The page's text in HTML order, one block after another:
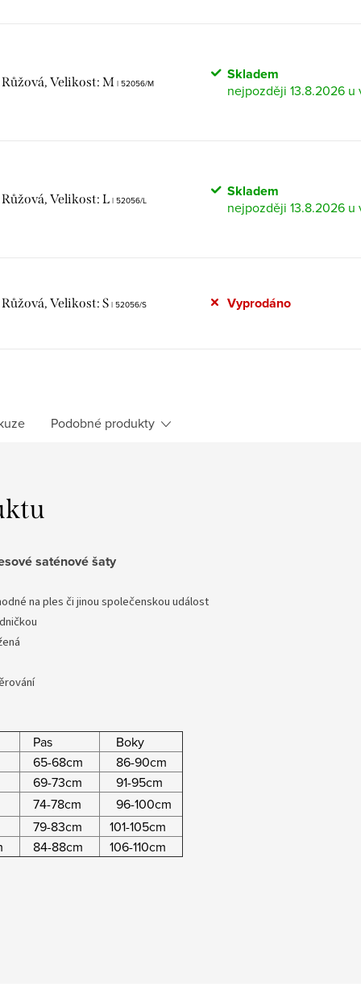
Růžová, Velikost: M | 52056/M Skladem
13.8.2026
Velikost: L | 52056/L Skladem
13.8.2026
Velikost: S | 52056/S Vyprodáno
Podobné produkty
saténové šaty
na ples či jinou společenskou událost
Pas
Boky
65-68cm
86-90cm
69-73cm
91-95cm
74-78cm
96-100cm
79-83cm
101-105cm
84-88cm 106-110cm